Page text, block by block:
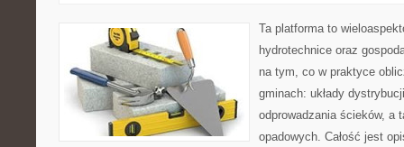
Ta platforma to
hydrotechnice oraz
na tym, co w praktyce
gminach: układy
odprowadzania ścieków, a
opadowych. Całość jest